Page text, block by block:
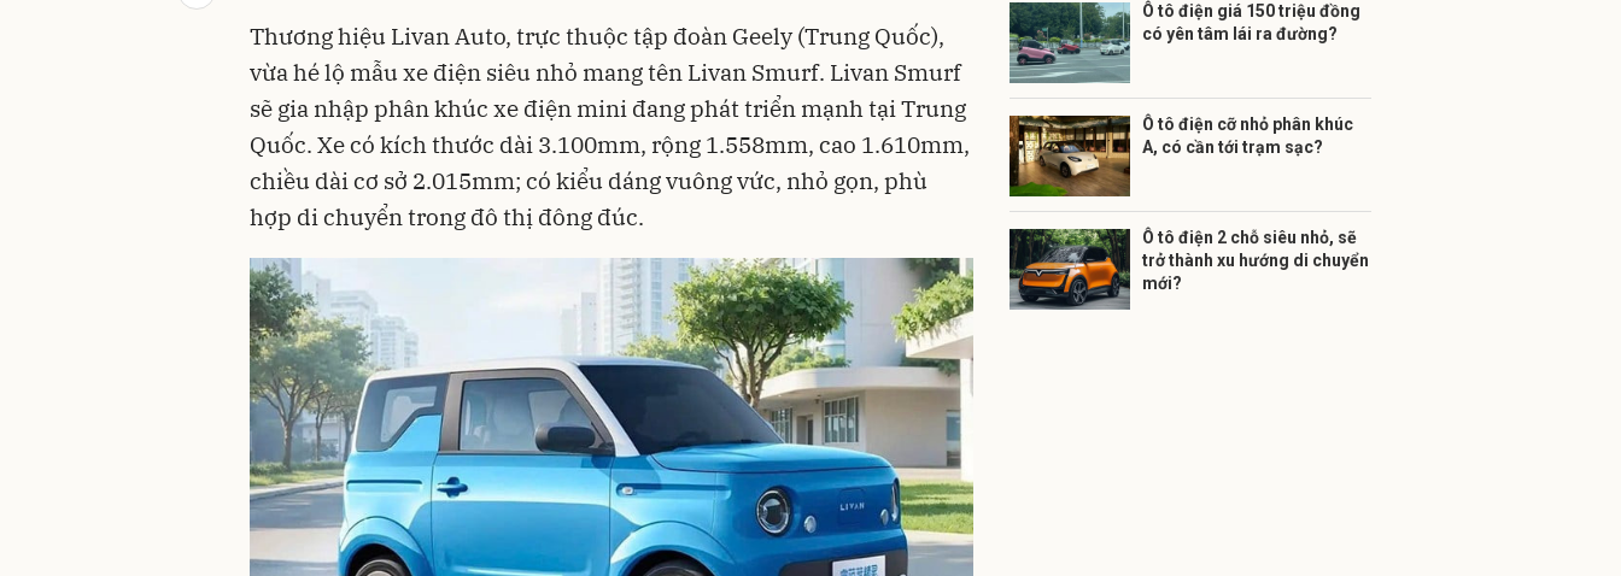
Thương hiệu Livan Auto, trực thuộc tập đoàn Geely (Trung Quốc),
vừa hé lộ mẫu xe điện siêu nhỏ mang tên Livan Smurf. Livan Smurf
sẽ gia nhập phân khúc xe điện mini đang phát triển mạnh tại Trung
Quốc. Xe có kích thước dài 3.100mm, rộng 1.558mm, cao 1.610mm,
chiều dài cơ sở 2.015mm; có kiểu dáng vuông vức, nhỏ gọn, phù
hợp di chuyển trong đô thị đông đúc.
Ô tô điện giá 150 triệu đồng
có yên tâm lái ra đường?
Ô tô điện cỡ nhỏ phân khúc
A, có cần tới trạm sạc?
Ô tô điện 2 chỗ siêu nhỏ, sẽ
trở thành xu hướng di chuyển
mới?